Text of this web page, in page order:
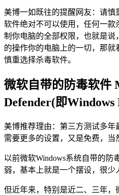
美博一如既往的提醒网友：请
软件绝对不可以使用，任何一
制你电脑的全部权限，也就是
的操作你的电脑上的一切，那
慎重选择杀毒软件。
微软自带的防毒软件
Defender(即Windows
美博推荐理由：第三方测试多年
需要更多的设置，又是免费，当
以前微软Windows系统自带的防
弱，基本上就是一个摆设，很少
但近年来，特别是近二、三年